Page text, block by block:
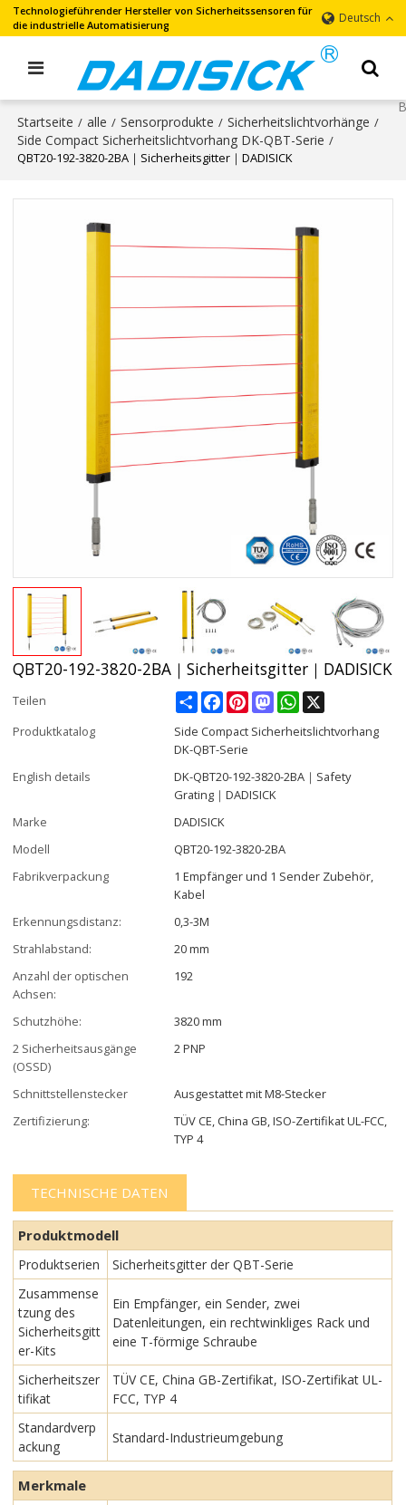
Technologieführender Hersteller von Sicherheitssensoren für
die industrielle Automatisierung
Deutsch
Startseite / alle / Sensorprodukte / Sicherheitslichtvorhänge /
Side Compact Sicherheitslichtvorhang DK-QBT-Serie /
QBT20-192-3820-2BA｜Sicherheitsgitter｜DADISICK
QBT20-192-3820-2BA｜Sicherheitsgitter｜DADISICK
Teilen ShareFacebookPinterestMastodonWhatsApp
Produktkatalog
Side Compact Sicherheitslichtvorhang
DK-QBT-Serie
English details
DK-QBT20-192-3820-2BA｜Safety
Grating｜DADISICK
Marke
DADISICK
Modell
QBT20-192-3820-2BA
Fabrikverpackung
1 Empfänger und 1 Sender Zubehör,
Kabel
Erkennungsdistanz:
0,3-3M
Strahlabstand:
20 mm
Anzahl der optischen
Achsen:
192
Schutzhöhe:
3820 mm
2 Sicherheitsausgänge
(OSSD)
2 PNP
Schnittstellenstecker
Ausgestattet mit M8-Stecker
Zertifizierung:
TÜV CE, China GB, ISO-Zertifikat UL-FCC,
TYP 4
TECHNISCHE DATEN
Produktmodell
Produktserien
Sicherheitsgitter der QBT-Serie
Zusammense
tzung des
Sicherheitsgitt
er-Kits
Ein Empfänger, ein Sender, zwei
Datenleitungen, ein rechtwinkliges Rack und
eine T-förmige Schraube
Sicherheitszer
tifikat
TÜV CE, China GB-Zertifikat, ISO-Zertifikat UL-
FCC, TYP 4
Standardverp
ackung
Standard-Industrieumgebung
Merkmale